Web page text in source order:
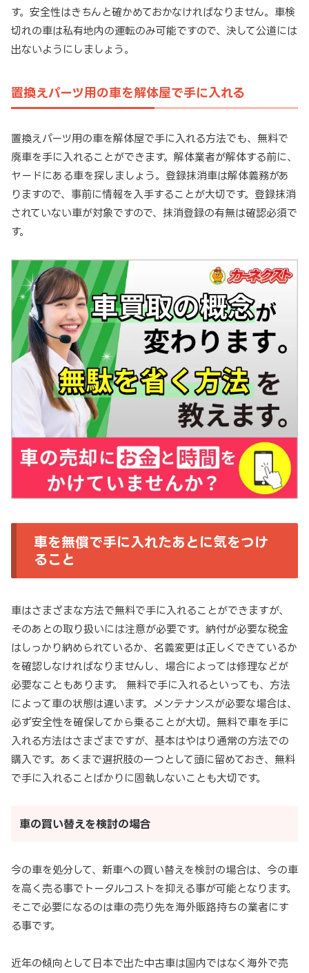
す。安全性はきちんと確かめておかなければなりません。車検
切れの車は私有地内の運転のみ可能ですので、決して公道には
出ないようにしましょう。
置換えパーツ用の車を解体屋で手に入れる
置換えパーツ用の車を解体屋で手に入れる方法でも、無料で
廃車を手に入れることができます。解体業者が解体する前に、
ヤードにある車を探しましょう。登録抹消車は解体義務があ
りますので、事前に情報を入手することが大切です。登録抹消
されていない車が対象ですので、抹消登録の有無は確認必須で
す。
車を無償で手に入れたあとに気をつけ
ること
車はさまざまな方法で無料で手に入れることができますが、
そのあとの取り扱いには注意が必要です。納付が必要な税金
はしっかり納められているか、名義変更は正しくできているか
を確認しなければなりませんし、場合によっては修理などが
必要なこともあります。 無料で手に入れるといっても、方法
によって車の状態は違います。メンテナンスが必要な場合は、
必ず安全性を確保してから乗ることが大切。無料で車を手に
入れる方法はさまざまですが、基本はやはり通常の方法での
購入です。あくまで選択肢の一つとして頭に留めておき、無料
で手に入れることばかりに固執しないことも大切です。
車の買い替えを検討の場合
今の車を処分して、新車への買い替えを検討の場合は、今の車
を高く売る事でトータルコストを抑える事が可能となります。
そこで必要になるのは車の売り先を海外販路持ちの業者にす
る事です。
近年の傾向として日本で出た中古車は国内ではなく海外で売